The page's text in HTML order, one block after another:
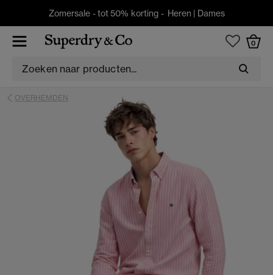
Zomersale - tot 50% korting - Heren | Dames
0
OVERHEMDEN